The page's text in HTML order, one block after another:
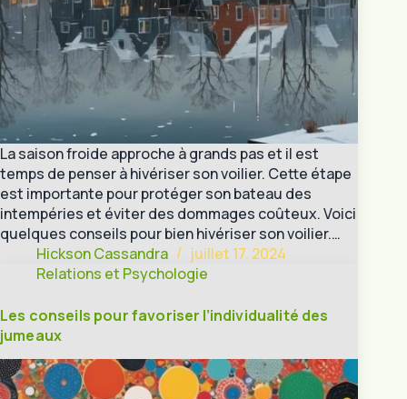
La saison froide approche à grands pas et il est
temps de penser à hivériser son voilier. Cette étape
est importante pour protéger son bateau des
intempéries et éviter des dommages coûteux. Voici
quelques conseils pour bien hivériser son voilier.…
Hickson Cassandra
juillet 17, 2024
Relations et Psychologie
Les conseils pour favoriser l’individualité des
jumeaux